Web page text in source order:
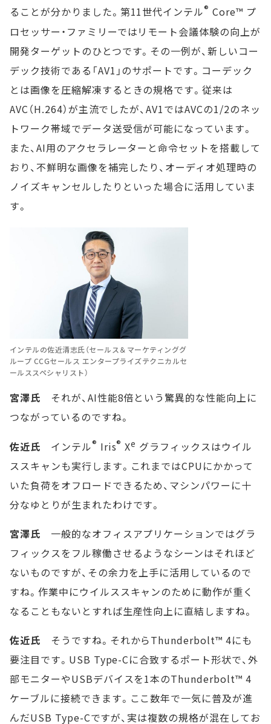
ることが分かりました。第11世代インテル® Core™ プ
ロセッサー・ファミリーではリモート会議体験の向上が
開発ターゲットのひとつです。その一例が、新しいコー
デック技術である「AV1」のサポートです。コーデック
とは画像を圧縮解凍するときの規格です。従来は
AVC（H.264）が主流でしたが、AV1ではAVCの1/2のネッ
トワーク帯域でデータ送受信が可能になっています。
また、AI用のアクセラレーターと命令セットを搭載して
おり、不鮮明な画像を補完したり、オーディオ処理時の
ノイズキャンセルしたりといった場合に活用していま
す。
インテルの佐近清志氏（セールス＆マーケティンググ
ループ CCGセールス エンタープライズテクニカルセ
ールススペシャリスト）
宮澤氏 それが、AI性能8倍という驚異的な性能向上に
つながっているのですね。
佐近氏 インテル® Iris® Xe グラフィックスはウイル
ススキャンも実行します。これまではCPUにかかって
いた負荷をオフロードできるため、マシンパワーに十
分なゆとりが生まれたわけです。
宮澤氏 一般的なオフィスアプリケーションではグラ
フィックスをフル稼働させるようなシーンはそれほど
ないものですが、その余力を上手に活用しているので
すね。作業中にウイルススキャンのために動作が重く
なることもないとすれば生産性向上に直結しますね。
佐近氏 そうですね。それからThunderbolt™ 4にも
要注目です。USB Type-Cに合致するポート形状で、外
部モニターやUSBデバイスを1本のThunderbolt™ 4
ケーブルに接続できます。ここ数年で一気に普及が進
んだUSB Type-Cですが、実は複数の規格が混在してお